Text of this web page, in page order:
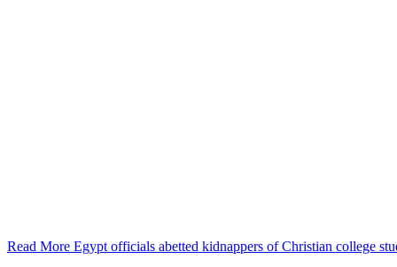
Read More Egypt officials abetted kidnappers of Christian college